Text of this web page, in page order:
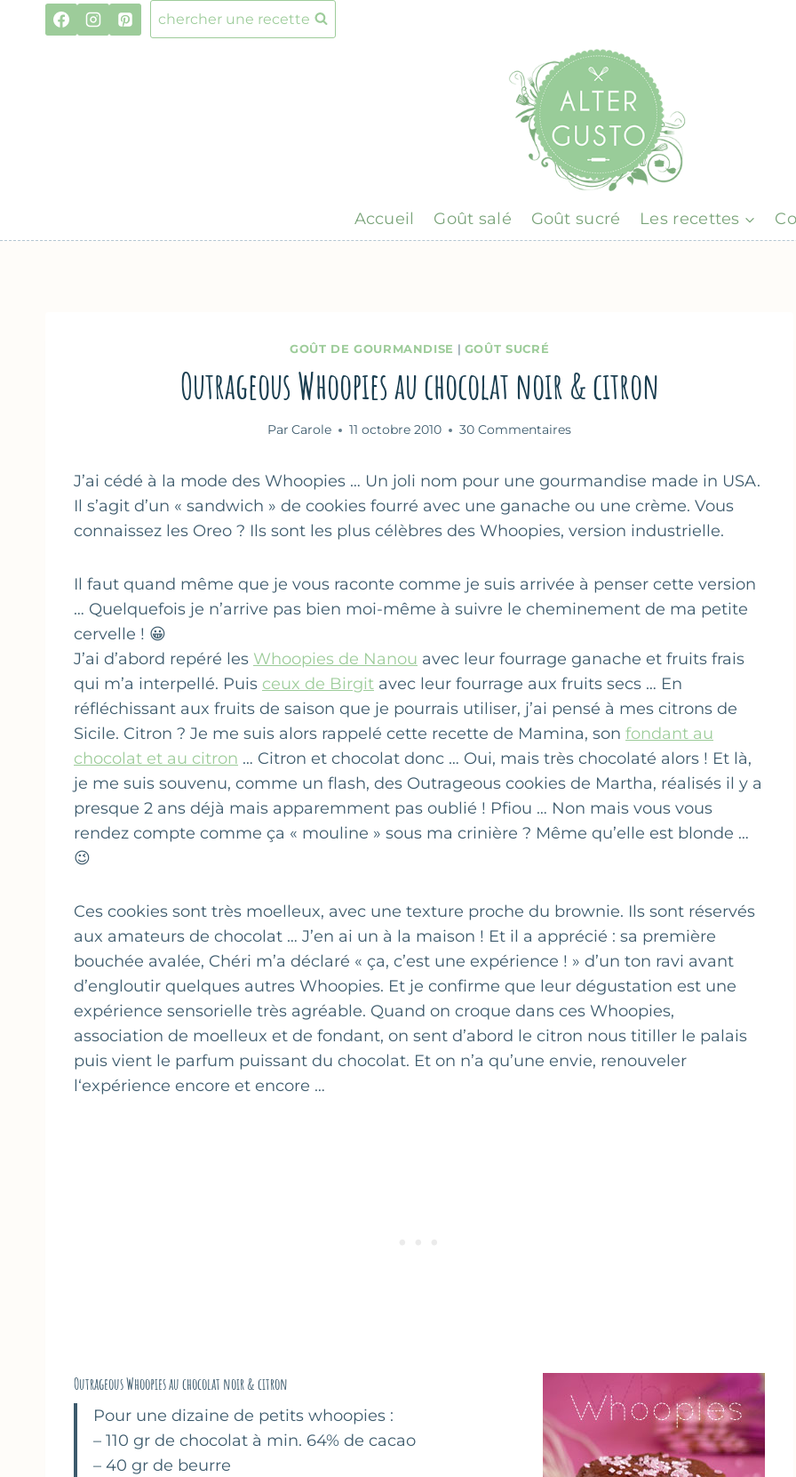
chercher une recette
Accueil Goût salé Goût sucré Les recettes
GOÛT DE GOURMANDISE | GOÛT SUCRÉ
Outrageous Whoopies au chocolat noir & citron
Par Carole 11 octobre 2010 30 Commentaires
J’ai cédé à la mode des Whoopies … Un joli nom pour une gourmandise made in USA.
Il s’agit d’un « sandwich » de cookies fourré avec une ganache ou une crème. Vous
connaissez les Oreo ? Ils sont les plus célèbres des Whoopies, version industrielle.
Il faut quand même que je vous raconte comme je suis arrivée à penser cette version
… Quelquefois je n’arrive pas bien moi-même à suivre le cheminement de ma petite
cervelle ! 😀
J’ai d’abord repéré les Whoopies de Nanou avec leur fourrage ganache et fruits frais
qui m’a interpellé. Puis ceux de Birgit avec leur fourrage aux fruits secs … En
réfléchissant aux fruits de saison que je pourrais utiliser, j’ai pensé à mes citrons de
Sicile. Citron ? Je me suis alors rappelé cette recette de Mamina, son fondant au
chocolat et au citron … Citron et chocolat donc … Oui, mais très chocolaté alors ! Et là,
je me suis souvenu, comme un flash, des Outrageous cookies de Martha, réalisés il y a
presque 2 ans déjà mais apparemment pas oublié ! Pfiou … Non mais vous vous
rendez compte comme ça « mouline » sous ma crinière ? Même qu’elle est blonde …
😉
Ces cookies sont très moelleux, avec une texture proche du brownie. Ils sont réservés
aux amateurs de chocolat … J’en ai un à la maison ! Et il a apprécié : sa première
bouchée avalée, Chéri m’a déclaré « ça, c’est une expérience ! » d’un ton ravi avant
d’engloutir quelques autres Whoopies. Et je confirme que leur dégustation est une
expérience sensorielle très agréable. Quand on croque dans ces Whoopies,
association de moelleux et de fondant, on sent d’abord le citron nous titiller le palais
puis vient le parfum puissant du chocolat. Et on n’a qu’une envie, renouveler
l‘expérience encore et encore …
Outrageous Whoopies au chocolat noir & citron
Pour une dizaine de petits whoopies :
– 110 gr de chocolat à min. 64% de cacao
– 40 gr de beurre